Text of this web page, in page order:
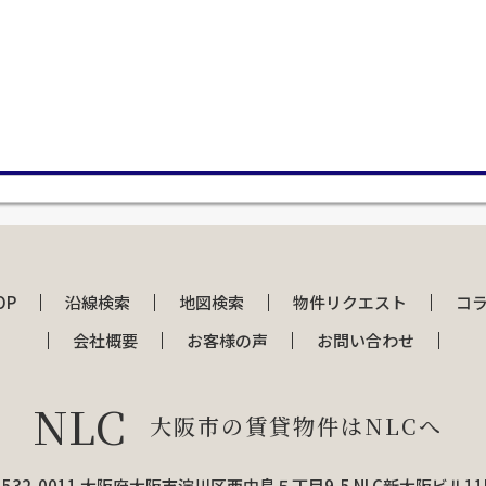
沿線検索 地図検索 物件リクエスト
コ
会社概要
お客様の声 お問い合わせ
NLC 大阪市の賃貸物件はNLCへ